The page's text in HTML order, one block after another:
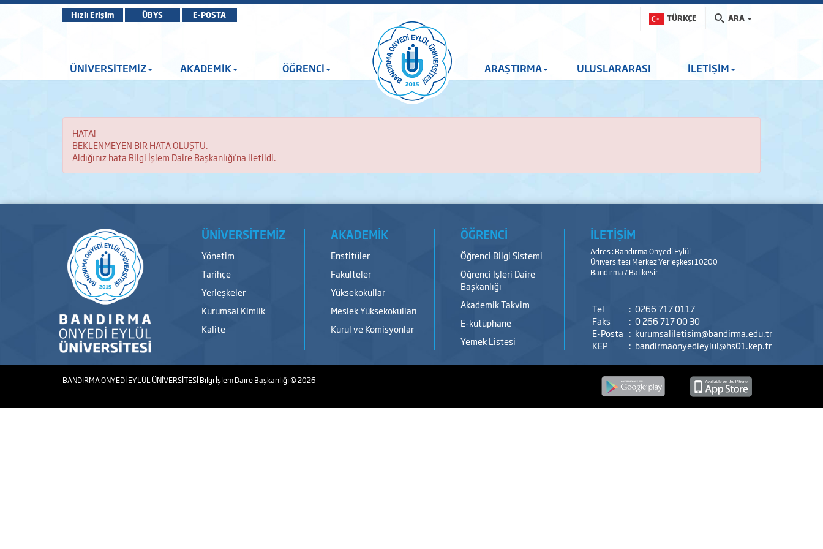
Hızlı Erişim ÜBYS E-POSTA TÜRKÇE ARA
ÜNİVERSİTEMİZ AKADEMİK ÖĞRENCİ ARAŞTIRMA ULUSLARARASI İLETİŞİM
HATA!
BEKLENMEYEN BIR HATA OLUŞTU.
Aldığınız hata Bilgi İşlem Daire Başkanlığı'na iletildi.
ÜNİVERSİTEMİZ
Yönetim
Tarihçe
Yerleşkeler
Kurumsal Kimlik
Kalite
AKADEMİK
Enstitüler
Fakülteler
Yüksekokullar
Meslek Yüksekokulları
Kurul ve Komisyonlar
ÖĞRENCİ
Öğrenci Bilgi Sistemi
Öğrenci İşleri Daire
Başkanlığı
Akademik Takvim
E-kütüphane
Yemek Listesi
İLETİŞİM
Adres : Bandırma Onyedi Eylül
Üniversitesi Merkez Yerleşkesi 10200
Bandırma / Balıkesir
Tel : 0266 717 0117
Faks
: 0 266 717 00 30
E-Posta : kurumsaliletisim@bandirma.edu.tr
KEP
: bandirmaonyedieylul@hs01.kep.tr
BANDIRMA ONYEDİ EYLÜL ÜNİVERSİTESİBilgi İşlem Daire Başkanlığı© 2026